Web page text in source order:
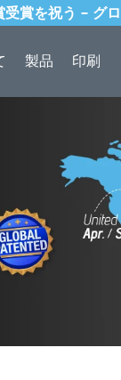
賞を祝う – グ
製品 印刷